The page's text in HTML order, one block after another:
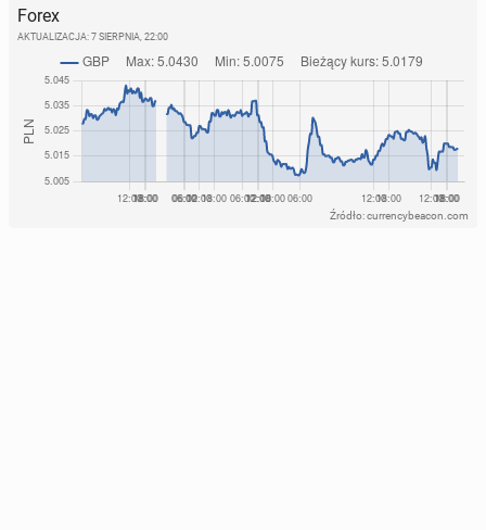
Forex
AKTUALIZACJA: 7 SIERPNIA, 22:00
Źródło: currencybeacon.com